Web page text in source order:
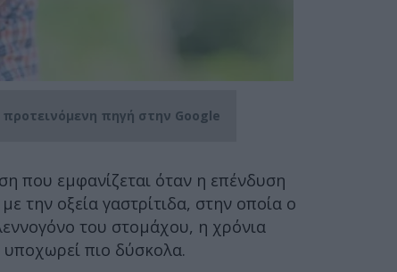
πηγή στην Google
που εμφανίζεται όταν η επένδυση
την οξεία γαστρίτιδα, στην οποία ο
του στομάχου, η χρόνια
υποχωρεί πιο δύσκολα.